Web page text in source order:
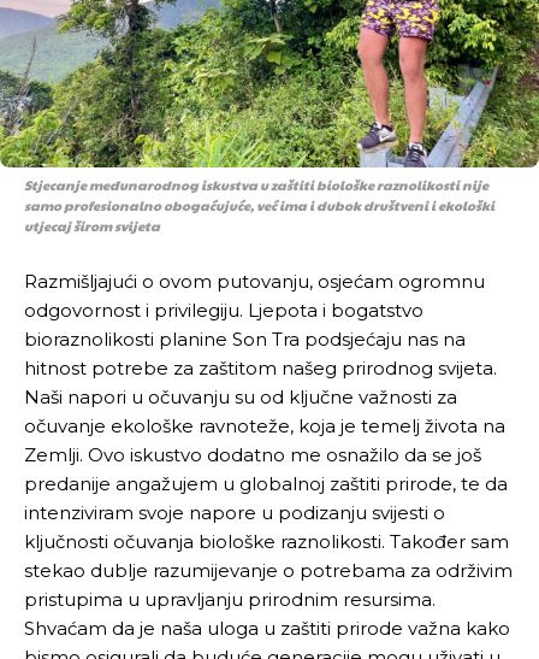
Stjecanje međunarodnog iskustva u zaštiti biološke raznolikosti nije
samo profesionalno obogaćujuće, već ima i dubok društveni i ekološki
utjecaj širom svijeta
Razmišljajući o ovom putovanju, osjećam ogromnu
odgovornost i privilegiju. Ljepota i bogatstvo
bioraznolikosti planine Son Tra podsjećaju nas na
hitnost potrebe za zaštitom našeg prirodnog svijeta.
Naši napori u očuvanju su od ključne važnosti za
očuvanje ekološke ravnoteže, koja je temelj života na
Zemlji. Ovo iskustvo dodatno me osnažilo da se još
predanije angažujem u globalnoj zaštiti prirode, te da
intenziviram svoje napore u podizanju svijesti o
ključnosti očuvanja biološke raznolikosti. Također sam
stekao dublje razumijevanje o potrebama za održivim
pristupima u upravljanju prirodnim resursima.
Shvaćam da je naša uloga u zaštiti prirode važna kako